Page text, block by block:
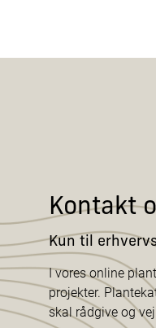
Kontakt
Kun til
I vores online
projekter.
skal rådgive og